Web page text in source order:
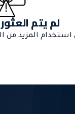
لم يتم
استخدام المزيد